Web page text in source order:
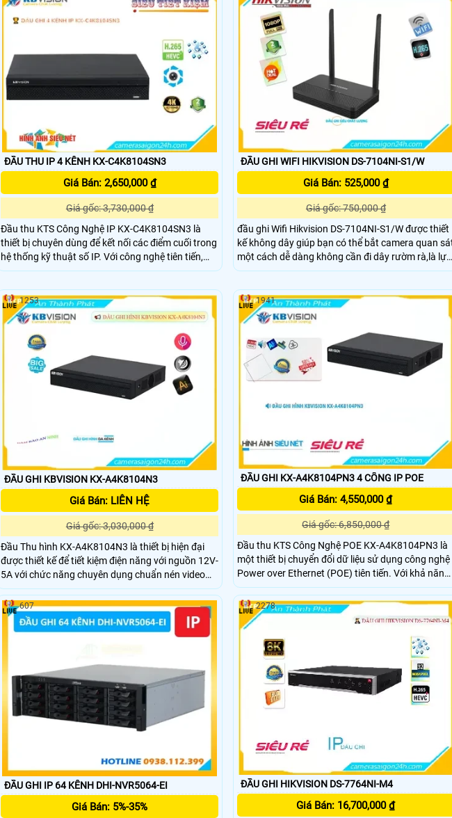
đầu ra với các chế độ cảnh báo theo sự kiện
ĐẦU THU IP 4 KÊNH KX-C4K8104SN3
Giá Bán: 2,650,000 ₫
Giá gốc: 3,730,000 ₫
Đầu thu KTS Công Nghệ IP KX-C4K8104SN3 là
thiết bị chuyên dùng để kết nối các điểm cuối trong
hệ thống kỹ thuật số IP. Với công nghệ tiên tiến,
đầu thu này đảm bảo chất lượng âm thanh và hình
lắp đặt và sử dụng, giúp tối ưu hóa trải nghiệm
người dùng
ĐẦU GHI WIFI HIKVISION DS-7104NI-S1/W
Giá Bán: 525,000 ₫
Giá gốc: 750,000 ₫
đầu ghi Wifi Hikvision DS-7104NI-S1/W được thiết
kế không dây giúp bạn có thể bắt camera quan
một cách dễ dàng không cần đi dây rườm rà,là lựa
chọn lý tưởng cho các hệ thống giám sát nhỏ và
dàng sử dụng và linh hoạt trong việc lưu trữ và
quản lý hình ảnh.
ĐẦU GHI KBVISION KX-A4K8104N3
Giá Bán: LIÊN HỆ
Giá gốc: 3,030,000 ₫
Đầu Thu hình KX-A4K8104N3 là thiết bị hiện đại
được thiết kế để tiết kiệm điện năng với nguồn 12V-
5A với chức năng chuyên dụng chuẩn nén video
H.265+ giúp tiết kiệm dung lượng
1253
ĐẦU GHI KX-A4K8104PN3 4 CỔNG IP POE
Giá Bán: 4,550,000 ₫
Giá gốc: 6,850,000 ₫
Đầu thu KTS Công Nghệ POE KX-A4K8104PN3 là
một thiết bị chuyển đổi dữ liệu sử dụng công nghệ
Power over Ethernet (POE) tiên tiến. Với khả năng
hỗ trợ 4 cổng kết nối camera IP và cung cấp
điện qua cáp mạng, đầu thu này giúp giảm thiểu
việc sử dụng dây nguồn truyền thống và tối ưu
hóa chi phí lắp đặt hệ thống camera an ninh.
1941
ĐẦU GHI IP 64 KÊNH DHI-NVR5064-EI
Giá Bán: 5%-35%
607
ĐẦU GHI HIKVISION DS-7764NI-M4
Giá Bán: 16,700,000 ₫
2278